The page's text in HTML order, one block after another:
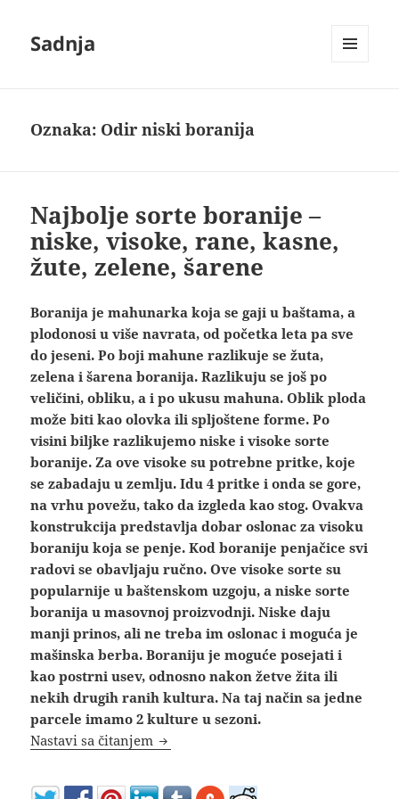
Sadnja
Oznaka: Odir niski boranija
Najbolje sorte boranije –
niske, visoke, rane, kasne,
žute, zelene, šarene
Boranija je mahunarka koja se gaji u baštama, a
plodonosi u više navrata, od početka leta pa sve
do jeseni. Po boji mahune razlikuje se žuta,
zelena i šarena boranija. Razlikuju se još po
veličini, obliku, a i po ukusu mahuna. Oblik ploda
može biti kao olovka ili spljoštene forme. Po
visini biljke razlikujemo niske i visoke sorte
boranije. Za ove visoke su potrebne pritke, koje
se zabadaju u zemlju. Idu 4 pritke i onda se gore,
na vrhu povežu, tako da izgleda kao stog. Ovakva
konstrukcija predstavlja dobar oslonac za visoku
boraniju koja se penje. Kod boranije penjačice svi
radovi se obavljaju ručno. Ove visoke sorte su
popularnije u baštenskom uzgoju, a niske sorte
boranija u masovnoj proizvodnji. Niske daju
manji prinos, ali ne treba im oslonac i moguća je
mašinska berba. Boraniju je moguće posejati i
kao postrni usev, odnosno nakon žetve žita ili
nekih drugih ranih kultura. Na taj način sa jedne
parcele imamo 2 kulture u sezoni.
Nastavi sa čitanjem Najbolje sorte boranije – niske,